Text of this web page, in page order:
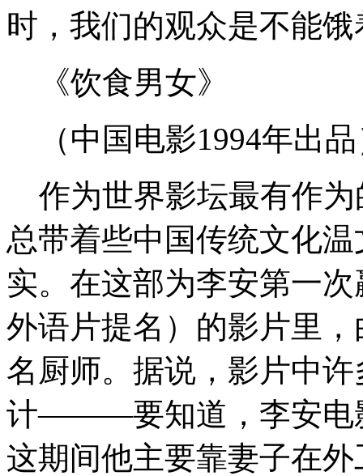
时，我们的观众是不能
《饮食男女》
（中国电影1994年出品
作为世界影坛最有作为
总带着些中国传统文化
实。在这部为李安第一
外语片提名）的影片里
名厨师。据说，影片中
计———要知道，李安电
这期间他主要靠妻子在